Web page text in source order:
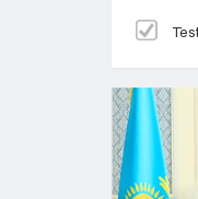
Test